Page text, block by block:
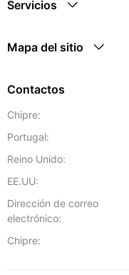
Servicios
Mapa del sitio
Contactos
Chipre:
Portugal:
Reino Unido:
EE.UU:
Dirección de correo
electrónico:
Chipre: